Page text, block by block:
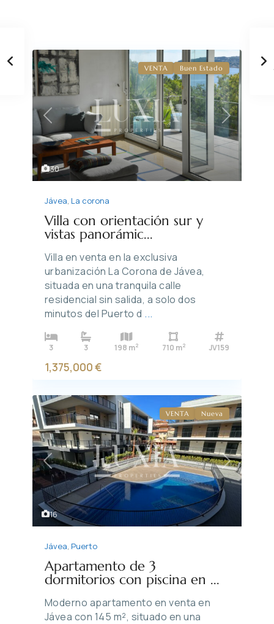
30
Previous Next
VENTA Buen Estado
Jávea, La corona
Villa con orientación sur y
vistas panorámic...
Villa en venta en la exclusiva
urbanización La Corona de Jávea,
situada en una tranquila calle
residencial sin salida, a solo dos
minutos del Puerto d ...
3 3 198 m2 710 m2 JV159
1,375,000 €
16
Previous Next
VENTA Nueva
Jávea, Puerto
Apartamento de 3
dormitorios con piscina en ...
Moderno apartamento en venta en
Jávea con 145 m², situado en una